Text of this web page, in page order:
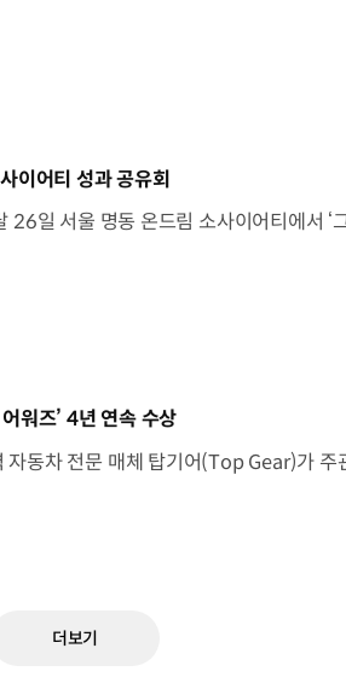
이어티 성과 공유회
워즈’ 4년 연속 수상
더보기